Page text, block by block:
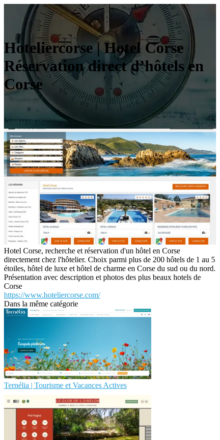
Hoteliercorse | Hotel Corse
Réservation direct d’hôtels en
Corse
Hotel Corse, recherche et réservation d'un hôtel en Corse
directement chez l'hôtelier. Choix parmi plus de 200 hôtels de 1 au 5
étoiles, hôtel de luxe et hôtel de charme en Corse du sud ou du nord.
Présentation avec description et photos des plus beaux hotels de
Corse
https://www.hoteliercorse.com/
Dans la même catégorie
Ternélia | Tourisme et Vacances Actives